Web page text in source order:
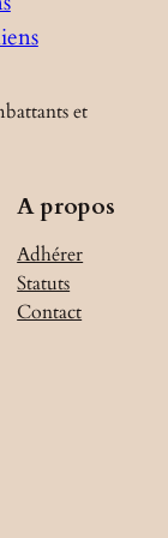
et
A propos
Adhérer
Statuts
Contact